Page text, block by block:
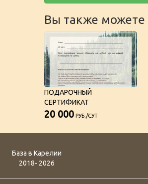
Вы также можете
ПОДАРОЧНЫЙ
СЕРТИФИКАТ
20 000 РУБ./СУТ
База в Карелии
2018- 2026